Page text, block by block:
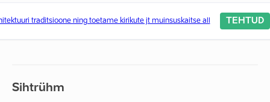
traditsioone ning toetame kirikute jt muinsuskaitse all TEHTUD
Sihtrühm